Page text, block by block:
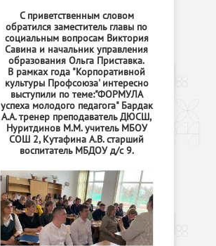
С приветственным словом
обратился заместитель главы по
социальным вопросам Виктория
Савина и начальник управления
образования Ольга Приставка.
В рамках года "Корпоративной
культуры Профсоюза' интересно
выступили по теме:"ФОРМУЛА
успеха молодого педагога" Бардак
А.А. тренер преподаватель ДЮСШ,
Нуритдинов М.М. учитель МБОУ
СОШ 2, Кутафина А.В. старший
воспитатель МБДОУ д/с 9.